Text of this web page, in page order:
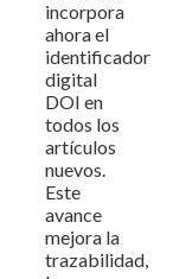
incorpora
ahora el
identificador
digital
DOI en
todos los
artículos
nuevos.
Este
avance
mejora la
trazabilidad,